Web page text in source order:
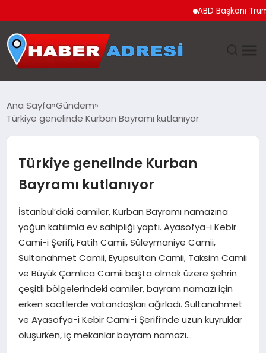
ABD Başkanı
GÜNDEM
SPOR
EKONOMI
TEKNOLOJI
EĞITIM
MAGAZIN
YAŞAM
OTOMOBIL
Ana Sayfa Gündem
Türkiye genelinde Kurban Bayramı kutlanıyor
Türkiye genelinde Kurban
Bayramı kutlanıyor
İstanbul’daki camiler, Kurban Bayramı namazına
yoğun katılımla ev sahipliği yaptı. Ayasofya-i Kebir
Cami-i Şerifi, Fatih Camii, Süleymaniye Camii,
Sultanahmet Camii, Eyüpsultan Camii, Taksim Camii
ve Büyük Çamlıca Camii başta olmak üzere şehrin
çeşitli bölgelerindeki camiler, bayram namazı için
erken saatlerde vatandaşları ağırladı. Sultanahmet
ve Ayasofya-i Kebir Cami-i Şerifi’nde uzun kuyruklar
oluşurken, iç mekanlar bayram namazı…